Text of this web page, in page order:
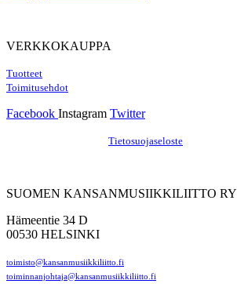
VERKKOKAUPPA
Tuotteet
Toimitusehdot
Facebook Instagram Twitter
Tietosuojaseloste
SUOMEN KANSANMUSIIKKILIITTO RY
Hämeentie 34 D
00530 HELSINKI
toimisto@kansanmusiikkiliitto.fi
toiminnanjohtaja@kansanmusiikkiliitto.fi